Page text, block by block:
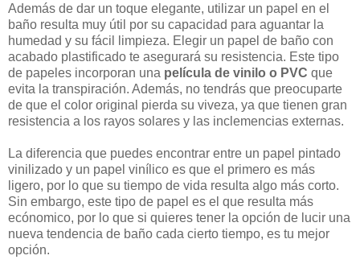
Además de dar un toque elegante, utilizar un papel en el
baño resulta muy útil por su capacidad para aguantar la
humedad y su fácil limpieza. Elegir un papel de baño con
acabado plastificado te asegurará su resistencia. Este tipo
de papeles incorporan una película de vinilo o PVC que
evita la transpiración. Además, no tendrás que preocuparte
de que el color original pierda su viveza, ya que tienen gran
resistencia a los rayos solares y las inclemencias externas.
La diferencia que puedes encontrar entre un papel pintado
vinilizado y un papel vinílico es que el primero es más
ligero, por lo que su tiempo de vida resulta algo más corto.
Sin embargo, este tipo de papel es el que resulta más
ecónomico, por lo que si quieres tener la opción de lucir una
nueva tendencia de baño cada cierto tiempo, es tu mejor
opción.